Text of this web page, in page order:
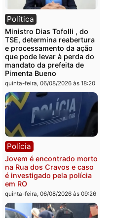
Polícia
Polícia Militar apreende
explosivos e
durante patrulhamento
fluvial no Rio Madeira em
Porto Velho
sexta-feira, 07/08/2026 às
Política
Ministro Dias Tofolli , do
TSE, determina
e processamento da
que pode levar à perda